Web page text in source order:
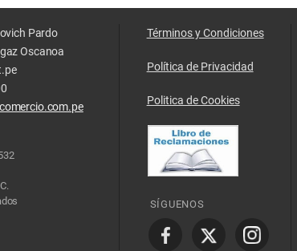
Pardo
Oscanoa
Términos y Condiciones
Política de Privacidad
Politica de Cookies
SÍGUENOS